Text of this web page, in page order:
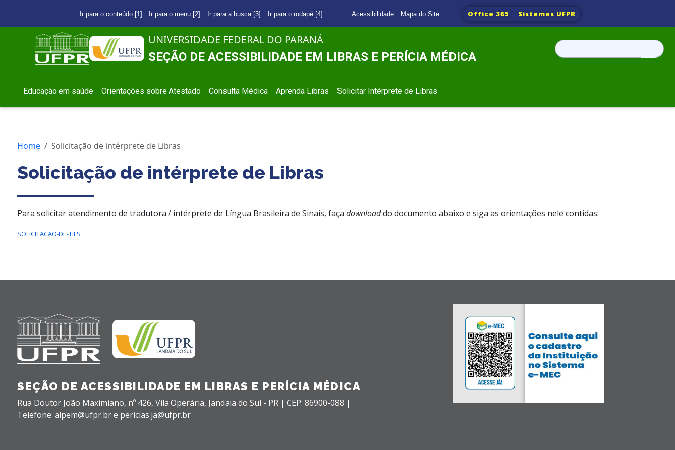
Ir para o conteúdo [1] Ir para o menu [2] Ir para a busca [3] Ir para o rodapé [4] Acessibilidade Mapa do Site Office 365 Sistemas UFPR
UNIVERSIDADE FEDERAL DO PARANÁ
SEÇÃO DE ACESSIBILIDADE EM LIBRAS E PERÍCIA MÉDICA
Pesquisar
por:
Educação em saúde Orientações sobre Atestado Consulta Médica Aprenda Libras Solicitar Intérprete de Libras
Home Solicitação de intérprete de Libras
Solicitação de intérprete de Libras
Para solicitar atendimento de tradutora / intérprete de Língua Brasileira de Sinais, faça downloaddo documento abaixo e siga as orientações nele contidas:
SOLICITACAO-DE-TILS
SEÇÃO DE ACESSIBILIDADE EM LIBRAS E PERÍCIA MÉDICA
Rua Doutor João Maximiano, nº 426, Vila Operária, Jandaia do Sul - PR | CEP: 86900-088 |
Telefone: alpem@ufpr.br e pericias.ja@ufpr.br